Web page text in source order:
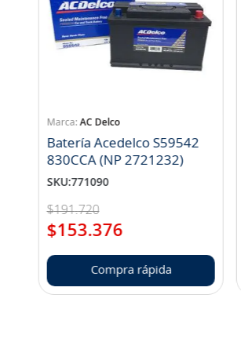
AC Delco
Batería Acedelco S59542
830CCA (NP 2721232)
SKU:771090
$191.720
$153.376
Compra rápida